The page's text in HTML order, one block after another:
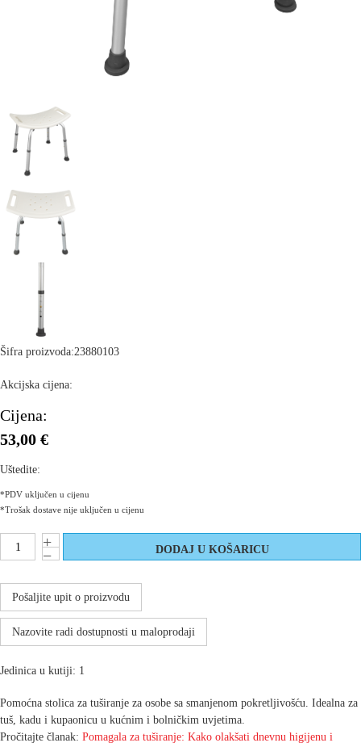
Šifra proizvoda:23880103
Akcijska cijena:
Cijena:
53,00 €
Uštedite:
*PDV uključen u cijenu
*Trošak dostave nije uključen u cijenu
Pošaljite upit o proizvodu
Nazovite radi dostupnosti u maloprodaji
Jedinica u kutiji: 1
Pomoćna stolica za tuširanje za osobe sa smanjenom pokretljivošću. Idealna za
tuš, kadu i kupaonicu u kućnim i bolničkim uvjetima.
Pročitajte članak: Pomagala za tuširanje: Kako olakšati dnevnu higijenu i